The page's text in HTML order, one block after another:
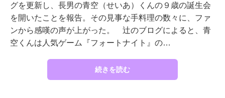
グを更新し、長男の青空（せいあ）くんの９歳の誕生会
を開いたことを報告。その見事な手料理の数々に、ファ
ンから感嘆の声が上がった。 辻のブログによると、青
空くんは人気ゲーム『フォートナイト』の…
続きを読む